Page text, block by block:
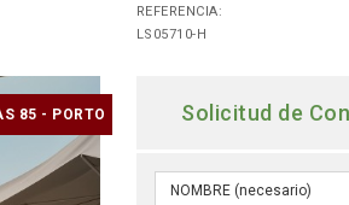
REFERENCIA:
LS05710-H
85 - PORTO Solicitud de